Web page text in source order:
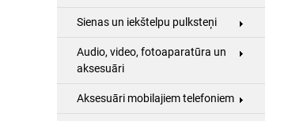
Sienas un iekštelpu pulksteņi
Audio, video, fotoaparatūra un
aksesuāri
Aksesuāri mobilajiem telefoniem